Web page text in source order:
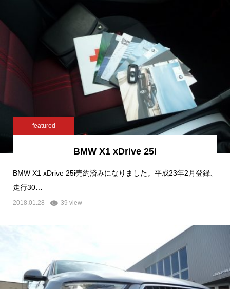
featured
BMW X1 xDrive 25i
BMW X1 xDrive 25i売約済みになりました。平成23年2月登録、
走行30…
2018.01.28 39 view